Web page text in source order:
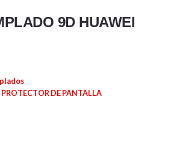
9D HUAWEI
PROTECTOR DE PANTALLA